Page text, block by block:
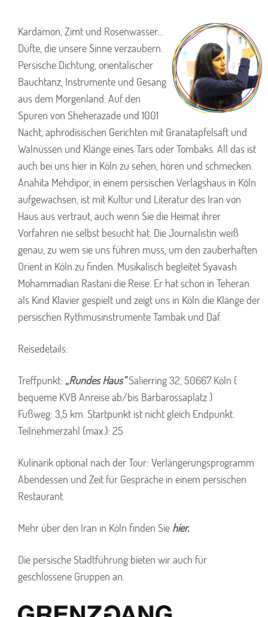
Kardamon, Zimt und Rosenwasser…
Düfte, die unsere Sinne verzaubern.
Persische Dichtung, orientalischer
Bauchtanz, Instrumente und Gesang
aus dem Morgenland. Auf den
Spuren von Sheherazade und 1001
Nacht, aphrodisischen Gerichten mit Granatapfelsaft und
Walnüssen und Klänge eines Tars oder Tombaks. All das ist
auch bei uns hier in Köln zu sehen, hören und schmecken.
Anahita Mehdipor, in einem persischen Verlagshaus in Köln
aufgewachsen, ist mit Kultur und Literatur des Iran von
Haus aus vertraut, auch wenn Sie die Heimat ihrer
Vorfahren nie selbst besucht hat. Die Journalistin weiß
genau, zu wem sie uns führen muss, um den zauberhaften
Orient in Köln zu finden. Musikalisch begleitet Syavash
Mohammadian Rastani die Reise. Er hat schon in Teheran
als Kind Klavier gespielt und zeigt uns in Köln die Klänge der
persischen Rythmusinstrumente Tambak und Daf.
Reisedetails:
Treffpunkt: „Rundes Haus“Salierring 32, 50667 Köln (
bequeme KVB Anreise ab/bis Barbarossaplatz )
Fußweg: 3,5 km. Startpunkt ist nicht gleich Endpunkt.
Teilnehmerzahl (max.): 25
Kulinarik optional nach der Tour: Verlängerungsprogramm
Abendessen und Zeit für Gespräche in einem persischen
Restaurant.
Mehr über den Iran in Köln finden Sie hier.
Die persische Stadtführung bieten wir auch für
geschlossene Gruppen an.